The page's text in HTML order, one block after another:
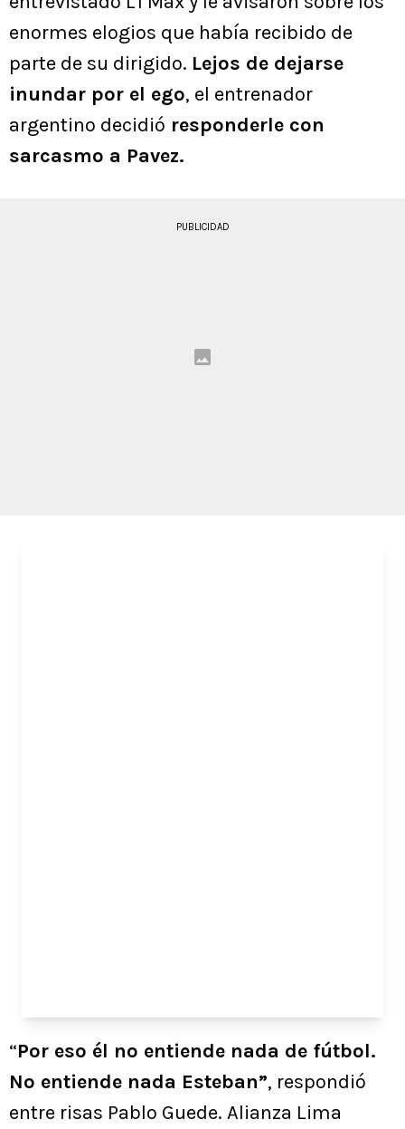
enormes elogios que había recibido de
parte de su dirigido. Lejos de dejarse
inundar por el ego, el entrenador
argentino decidió responderle con
sarcasmo a Pavez.
PUBLICIDAD
“Por eso él no entiende nada de fútbol.
No entiende nada Esteban”, respondió
entre risas Pablo Guede. Alianza Lima